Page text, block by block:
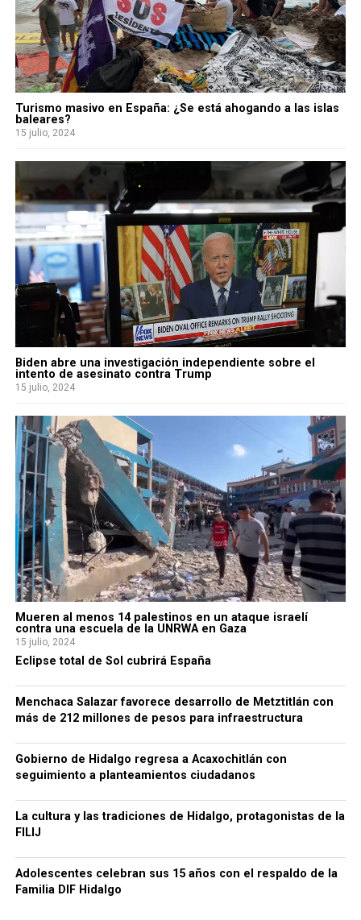
Turismo masivo en España: ¿Se está ahogando a las islas
baleares?
15 julio, 2024
Biden abre una investigación independiente sobre el
intento de asesinato contra Trump
15 julio, 2024
Mueren al menos 14 palestinos en un ataque israelí
contra una escuela de la UNRWA en Gaza
15 julio, 2024
Eclipse total de Sol cubrirá España
Menchaca Salazar favorece desarrollo de Metztitlán con
más de 212 millones de pesos para infraestructura
Gobierno de Hidalgo regresa a Acaxochitlán con
seguimiento a planteamientos ciudadanos
La cultura y las tradiciones de Hidalgo, protagonistas de la
FILIJ
Adolescentes celebran sus 15 años con el respaldo de la
Familia DIF Hidalgo